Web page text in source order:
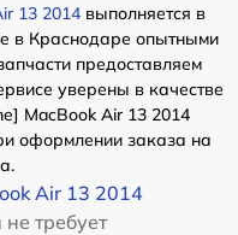
13 2014 выполняется в
в Краснодаре опытными
предоставляем
уверены в качестве
MacBook Air 13 2014
оформлении заказа на
Air 13 2014
требует